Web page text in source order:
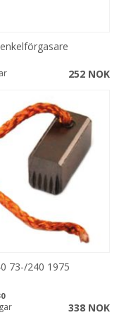
252 NOK
73-/240 1975
338 NOK